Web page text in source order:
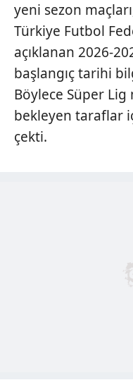
yeni sezon
Türkiye Futbol
açıklanan 2026-
başlangıç tarihi
Böylece Süper Lig
bekleyen taraflar
çekti.